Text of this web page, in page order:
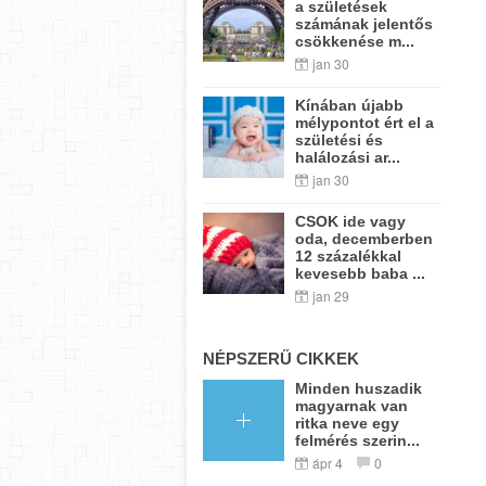
a születések
számának jelentős
csökkenése m...
jan 30
Kínában újabb
mélypontot ért el a
születési és
halálozási ar...
jan 30
CSOK ide vagy
oda, decemberben
12 százalékkal
kevesebb baba ...
jan 29
NÉPSZERŰ CIKKEK
Minden huszadik
magyarnak van
ritka neve egy
felmérés szerin...
ápr 4 0